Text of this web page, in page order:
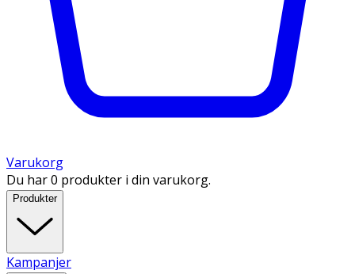
Varukorg
Du har 0 produkter i din varukorg.
Produkter
Kampanjer